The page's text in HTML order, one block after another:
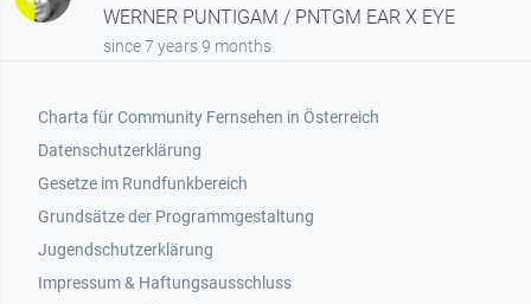
WERNER PUNTIGAM / PNTGM EAR X EYE
since 7 years 9 months
Footer 1
Charta für Community Fernsehen in Österreich
Datenschutzerklärung
Gesetze im Rundfunkbereich
Grundsätze der Programmgestaltung
Jugendschutzerklärung
Impressum & Haftungsausschluss